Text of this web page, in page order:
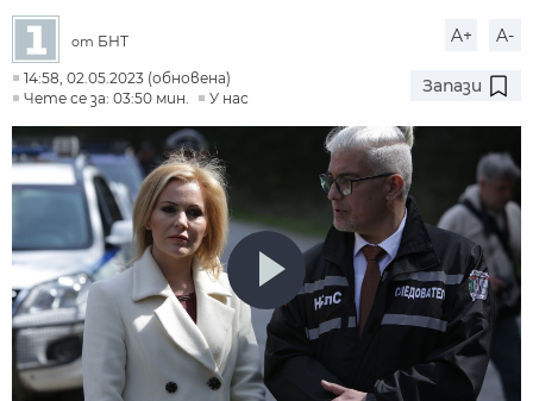
от БНТ A+ A-
14:58, 02.05.2023 (обновена)
Чете се за: 03:50 мин.
У нас
Запази